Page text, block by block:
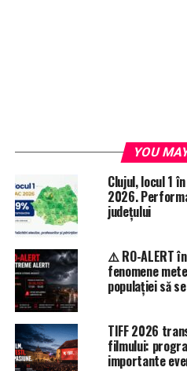
YOU
Clujul, locul 1
2026.
județului
⚠️ RO-ALERT
fenomene
populației să
TIFF 2026
filmului:
importante